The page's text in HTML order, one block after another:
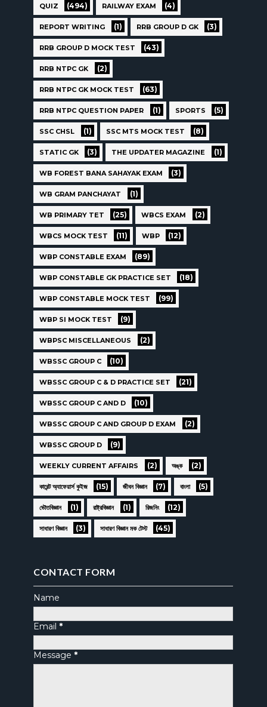
QUIZ (494) RAILWAY EXAM (4)
REPORT WRITING (1) RRB GROUP D GK (3)
RRB GROUP D MOCK TEST (43)
RRB NTPC GK (2)
RRB NTPC GK MOCK TEST (63)
RRB NTPC QUESTION PAPER (1) SPORTS (5)
SSC CHSL (1) SSC MTS MOCK TEST (8)
STATIC GK (3) THE UPDATER MAGAZINE (1)
WB FOREST BANA SAHAYAK EXAM (3)
WB GRAM PANCHAYAT (1)
WB PRIMARY TET (25) WBCS EXAM (2)
WBCS MOCK TEST (11) WBP (12)
WBP CONSTABLE EXAM (89)
WBP CONSTABLE GK PRACTICE SET (18)
WBP CONSTABLE MOCK TEST (99)
WBP SI MOCK TEST (9)
WBPSC MISCELLANEOUS (2)
WBSSC GROUP C (10)
WBSSC GROUP C & D PRACTICE SET (21)
WBSSC GROUP C AND D (10)
WBSSC GROUP C AND GROUP D EXAM (2)
WBSSC GROUP D (9)
WEEKLY CURRENT AFFAIRS (2) অঙ্ক (2)
কারেন্ট অ্যাফেয়ার্স কুইজ (15) জীবন বিজ্ঞান (7) বাংলা (5)
ভৌতবিজ্ঞান (1) রাষ্ট্রবিজ্ঞান (1) রিজনিং (12)
সাধারণ বিজ্ঞান (3) সাধারণ বিজ্ঞান মক টেস্ট (45)
CONTACT FORM
Name
Email *
Message *